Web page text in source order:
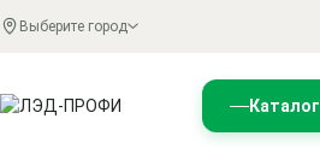
Выберите город
Каталог